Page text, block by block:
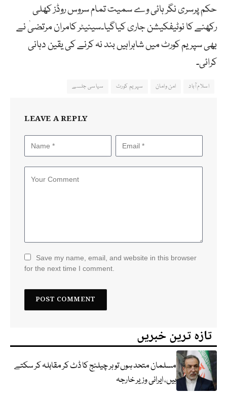
حکم پرسری نگر ہائی وے سمیت تمام سروس روڈز کھلی
رکھنے کا نوٹیفکیشن جاری کیاگیا۔سینیٹر کامران مرتضیٰ نے
بھی سپریم کورٹ میں شاہراہیں بند نہ کرنے کی یقین دہانی
کرائی۔
اسلام آباد امن وامان سپریم کورٹ سیاسی جلسے
LEAVE A REPLY
Save my name, email, and website in this browser
for the next time I comment.
تازہ ترین خبریں
مسلمان متحد ہوں تو ہر چیلنج کا ڈٹ کر مقابلہ کر سکتے
ہیں، ایرانی وزیر خارجہ